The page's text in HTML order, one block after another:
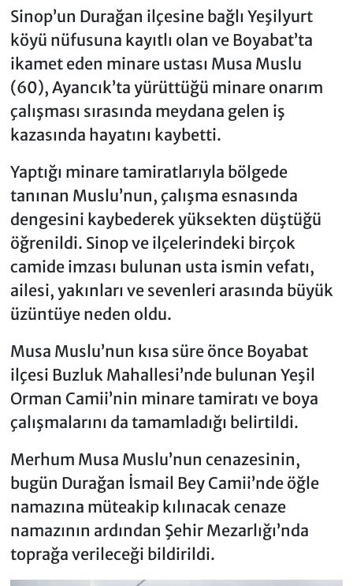
Sinop’un Durağan ilçesine bağlı Yeşilyurt
köyü nüfusuna kayıtlı olan ve Boyabat’ta
ikamet eden minare ustası Musa Muslu
(60), Ayancık’ta yürüttüğü minare onarım
çalışması sırasında meydana gelen iş
kazasında hayatını kaybetti.
Yaptığı minare tamiratlarıyla bölgede
tanınan Muslu’nun, çalışma esnasında
dengesini kaybederek yüksekten düştüğü
öğrenildi. Sinop ve ilçelerindeki birçok
camide imzası bulunan usta ismin vefatı,
ailesi, yakınları ve sevenleri arasında büyük
üzüntüye neden oldu.
Musa Muslu’nun kısa süre önce Boyabat
ilçesi Buzluk Mahallesi’nde bulunan Yeşil
Orman Camii’nin minare tamiratı ve boya
çalışmalarını da tamamladığı belirtildi.
Merhum Musa Muslu’nun cenazesinin,
bugün Durağan İsmail Bey Camii’nde öğle
namazına müteakip kılınacak cenaze
namazının ardından Şehir Mezarlığı’nda
toprağa verileceği bildirildi.